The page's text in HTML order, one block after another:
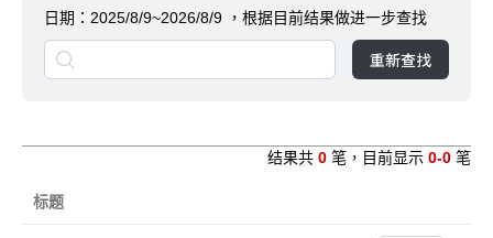
日期： 2025/8/9~2026/8/9 ，根据目前结果做进一步查找
重新查找
结果共 0 笔，目前显示 0-0 笔
标题